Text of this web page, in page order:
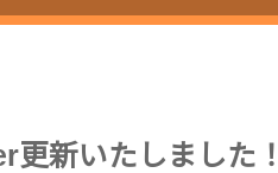
更新いたしました